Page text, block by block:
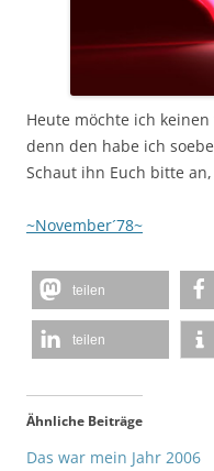
Heute möchte ich
denn den habe ich
Schaut ihn Euch bitte
~November´78~
teilen
teilen
Ähnliche Beiträge
Das war mein Jahr 2006